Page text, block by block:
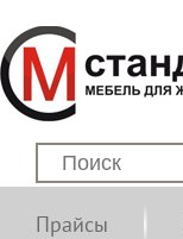
Прайсы